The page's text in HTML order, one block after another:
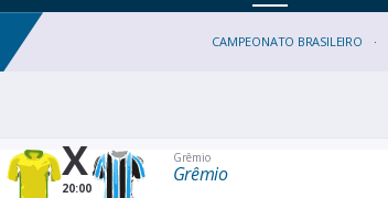
CAMPEONATO BRASILEIRO
Grêmio
Grêmio
X
20:00